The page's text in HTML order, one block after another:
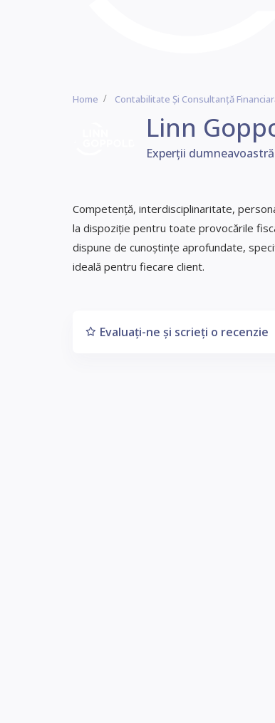
Home Contabilitate Și Consultanță
Linn
Experții
Competență, interdisciplinaritate,
la dispoziție pentru toate provocările
dispune de cunoștințe aprofundate,
ideală pentru fiecare client.
Evaluați-ne și scrieți o recenzie